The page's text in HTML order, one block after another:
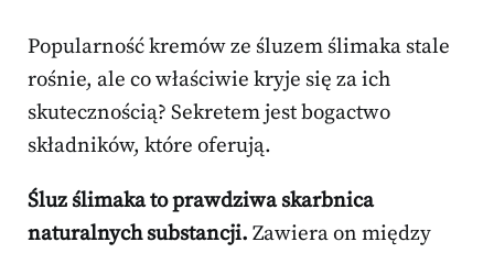
Popularność kremów ze śluzem ślimaka stale
rośnie, ale co właściwie kryje się za ich
skutecznością? Sekretem jest bogactwo
składników, które oferują.
Śluz ślimaka to prawdziwa skarbnica
naturalnych substancji. Zawiera on między